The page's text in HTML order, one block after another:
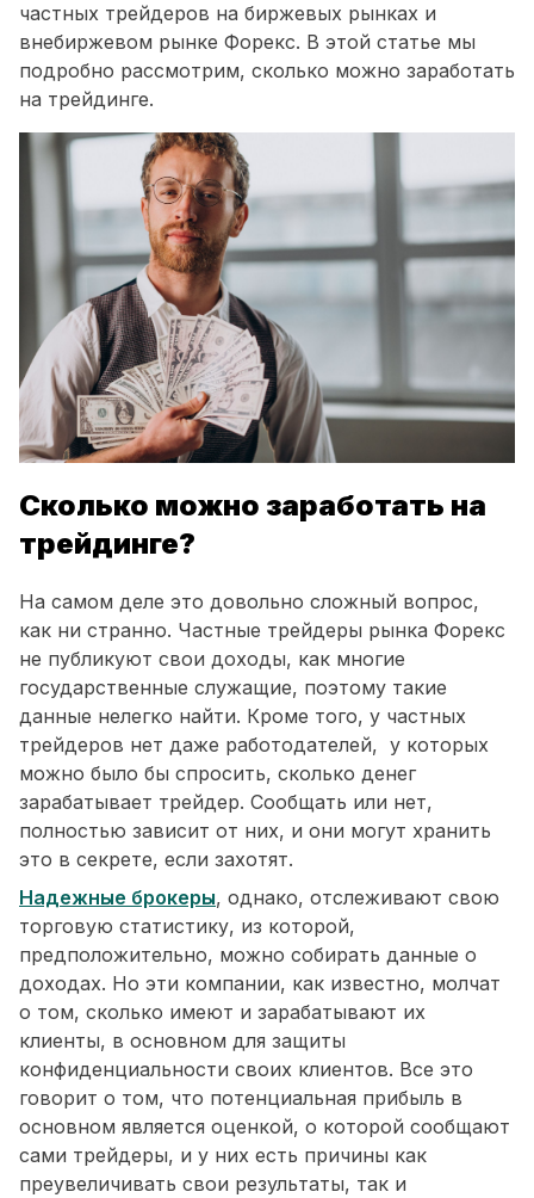
частных трейдеров на биржевых рынках и
внебиржевом рынке Форекс. В этой статье мы
подробно рассмотрим, сколько можно заработать
на трейдинге.
Сколько можно заработать на
трейдинге?
На самом деле это довольно сложный вопрос,
как ни странно. Частные трейдеры рынка Форекс
не публикуют свои доходы, как многие
государственные служащие, поэтому такие
данные нелегко найти. Кроме того, у частных
трейдеров нет даже работодателей, у которых
можно было бы спросить, сколько денег
зарабатывает трейдер. Сообщать или нет,
полностью зависит от них, и они могут хранить
это в секрете, если захотят.
Надежные брокеры, однако, отслеживают свою
торговую статистику, из которой,
предположительно, можно собирать данные о
доходах. Но эти компании, как известно, молчат
о том, сколько имеют и зарабатывают их
клиенты, в основном для защиты
конфиденциальности своих клиентов. Все это
говорит о том, что потенциальная прибыль в
основном является оценкой, о которой сообщают
сами трейдеры, и у них есть причины как
преувеличивать свои результаты, так и